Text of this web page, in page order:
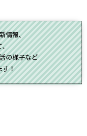
情報、
、
の様子など
す！